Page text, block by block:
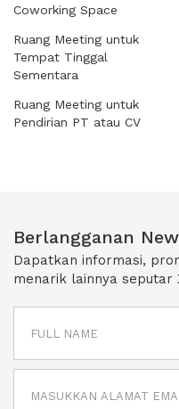
Coworking Space
Ruang Meeting untuk
Tempat Tinggal
Sementara
Ruang Meeting untuk
Pendirian PT atau CV
Berlangganan
Dapatkan informasi,
menarik lainnya seputar